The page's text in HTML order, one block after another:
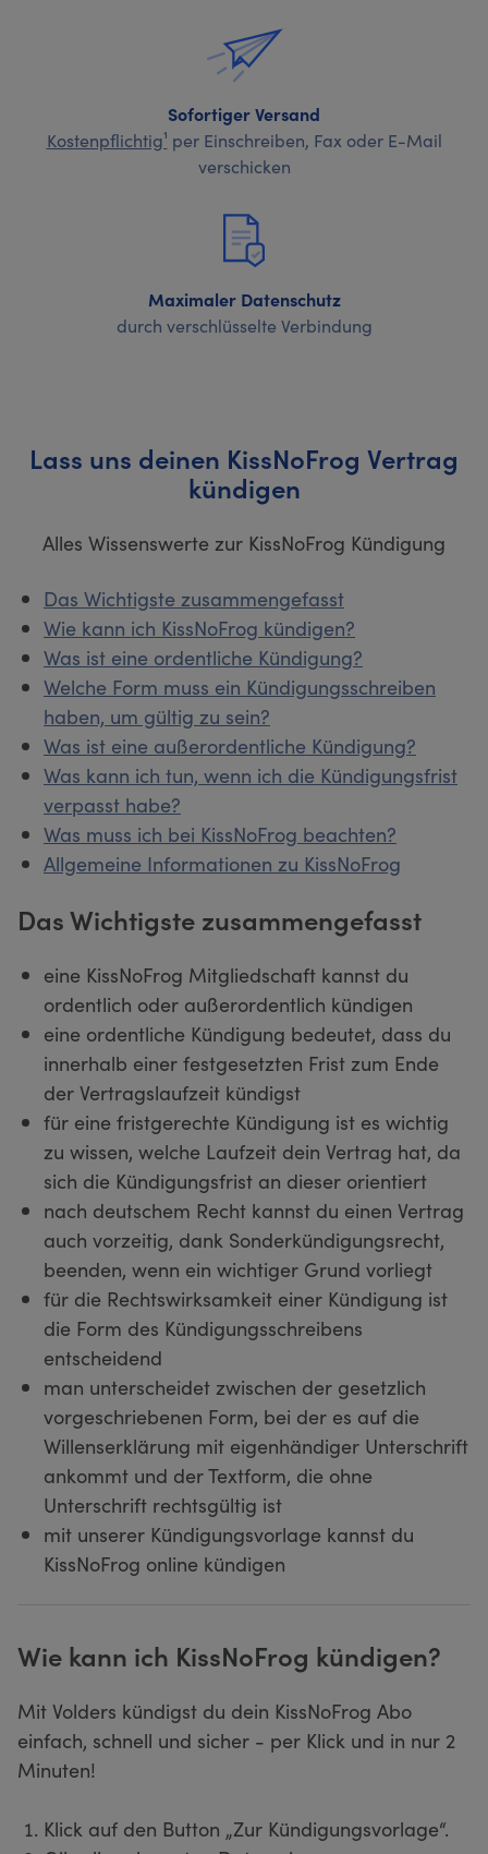
Sofortiger Versand
Kostenpflichtig¹ per Einschreiben, Fax oder E-Mail
verschicken
Maximaler Datenschutz
durch verschlüsselte Verbindung
Lass uns deinen KissNoFrog Vertrag
kündigen
Alles Wissenswerte zur KissNoFrog Kündigung
Das Wichtigste zusammengefasst
Wie kann ich KissNoFrog kündigen?
Was ist eine ordentliche Kündigung?
Welche Form muss ein Kündigungsschreiben
haben, um gültig zu sein?
Was ist eine außerordentliche Kündigung?
Was kann ich tun, wenn ich die Kündigungsfrist
verpasst habe?
Was muss ich bei KissNoFrog beachten?
Allgemeine Informationen zu KissNoFrog
Das Wichtigste zusammengefasst
eine KissNoFrog Mitgliedschaft kannst du
ordentlich oder außerordentlich kündigen
eine ordentliche Kündigung bedeutet, dass du
innerhalb einer festgesetzten Frist zum Ende
der Vertragslaufzeit kündigst
für eine fristgerechte Kündigung ist es wichtig
zu wissen, welche Laufzeit dein Vertrag hat, da
sich die Kündigungsfrist an dieser orientiert
nach deutschem Recht kannst du einen Vertrag
auch vorzeitig, dank Sonderkündigungsrecht,
beenden, wenn ein wichtiger Grund vorliegt
für die Rechtswirksamkeit einer Kündigung ist
die Form des Kündigungsschreibens
entscheidend
man unterscheidet zwischen der gesetzlich
vorgeschriebenen Form, bei der es auf die
Willenserklärung mit eigenhändiger Unterschrift
ankommt und der Textform, die ohne
Unterschrift rechtsgültig ist
mit unserer Kündigungsvorlage kannst du
KissNoFrog online kündigen
Wie kann ich KissNoFrog kündigen?
Mit Volders kündigst du dein KissNoFrog Abo
einfach, schnell und sicher - per Klick und in nur 2
Minuten!
Klick auf den Button „Zur Kündigungsvorlage“.